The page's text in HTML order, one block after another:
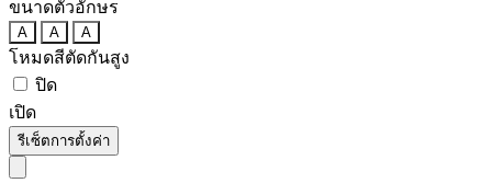
ขนาดตัวอักษร
A A A
โหมดสีตัดกันสูง
ปิด
เปิด
รีเซ็ตการตั้งค่า